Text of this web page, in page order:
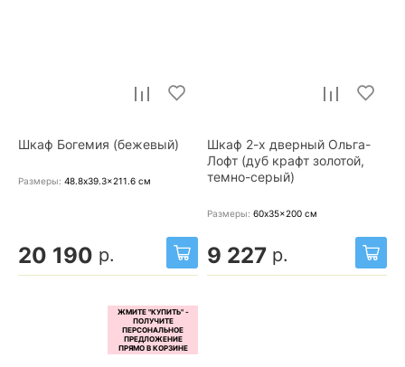
Шкаф Богемия (бежевый)
Размеры: 48.8x39.3x211.6 см
20 190 р.
Шкаф 2-х дверный Ольга-
Лофт (дуб крафт золотой,
темно-серый)
Размеры: 60x35x200 см
9 227 р.